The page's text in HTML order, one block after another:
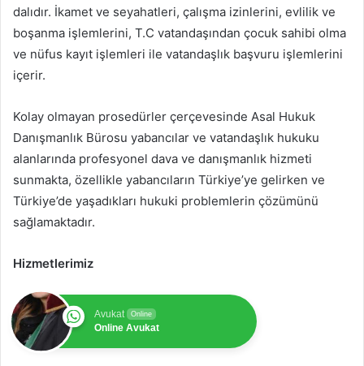
dalıdır. İkamet ve seyahatleri, çalışma izinlerini, evlilik ve
boşanma işlemlerini, T.C vatandaşından çocuk sahibi olma
ve nüfus kayıt işlemleri ile vatandaşlık başvuru işlemlerini
içerir.
Kolay olmayan prosedürler çerçevesinde Asal Hukuk
Danışmanlık Bürosu yabancılar ve vatandaşlık hukuku
alanlarında profesyonel dava ve danışmanlık hizmeti
sunmakta, özellikle yabancıların Türkiye’ye gelirken ve
Türkiye’de yaşadıkları hukuki problemlerin çözümünü
sağlamaktadır.
Hizmetlerimiz
Avukat Online
Online Avukat